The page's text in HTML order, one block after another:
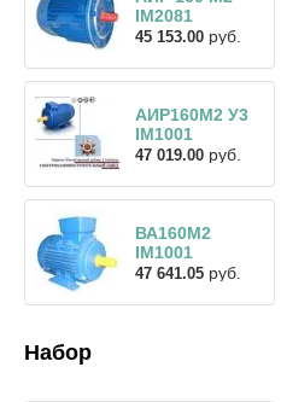
IM2081
45 153.00 руб.
АИР160М2 У3
IM1001
47 019.00 руб.
ВА160М2
IM1001
47 641.05 руб.
Набор